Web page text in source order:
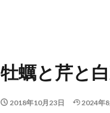
牡蠣と芹と
2018年10月23日 2024年